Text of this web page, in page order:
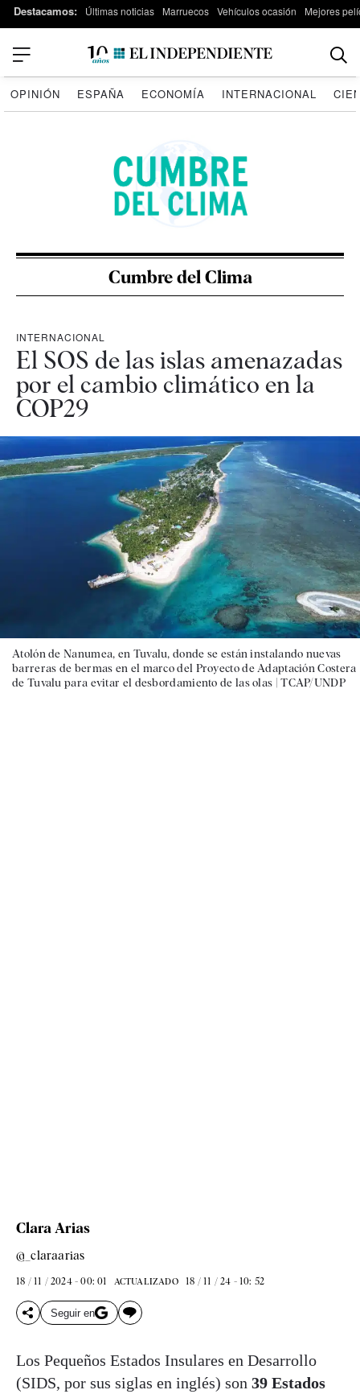
Destacamos: Últimas noticias Marruecos Vehículos ocasión Mejores
OPINIÓN ESPAÑA ECONOMÍA INTERNACIONAL
Cumbre del Clima
INTERNACIONAL
El SOS de las islas amenazadas
por el cambio climático en la
COP29
Atolón de Nanumea, en Tuvalu, donde se están instalando nuevas
barreras de bermas en el marco del Proyecto de Adaptación Costera
de Tuvalu para evitar el desbordamiento de las olas |TCAP/UNDP
Clara Arias
@_claraarias
18 / 11 / 2024 - 00: 01 ACTUALIZADO 18 / 11 / 24 - 10: 52
Seguir en
Los Pequeños Estados Insulares en Desarrollo
(SIDS, por sus siglas en inglés) son 39 Estados